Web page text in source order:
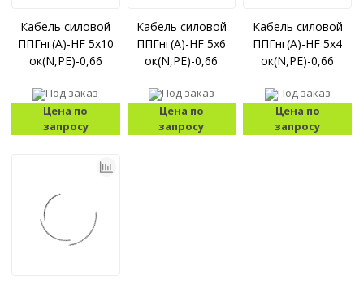
Кабель силовой
ППГнг(А)-HF 5x10
ок(N,PE)-0,66
Под заказ
Цена по
запросу
Кабель силовой
ППГнг(А)-HF 5x6
ок(N,PE)-0,66
Под заказ
Цена по
запросу
Кабель силовой
ППГнг(А)-HF 5x4
ок(N,PE)-0,66
Под заказ
Цена по
запросу